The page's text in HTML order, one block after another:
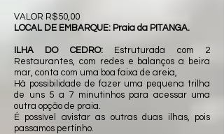
VALOR R$50,00
LOCAL DE EMBARQUE: Praia da PITANGA.
ILHA DO CEDRO:Estruturada com 2
Restaurantes, com redes e balanços a beira
mar, conta com uma boa faixa de areia,
Há possibilidade de fazer uma pequena trilha
de uns 5 a 7 minutinhos para acessar uma
outra opção de praia.
É possível avistar as outras duas ilhas, pois
passamos pertinho.